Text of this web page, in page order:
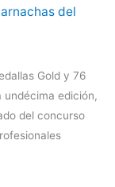
del
Gold y 76
undécima edición,
del concurso